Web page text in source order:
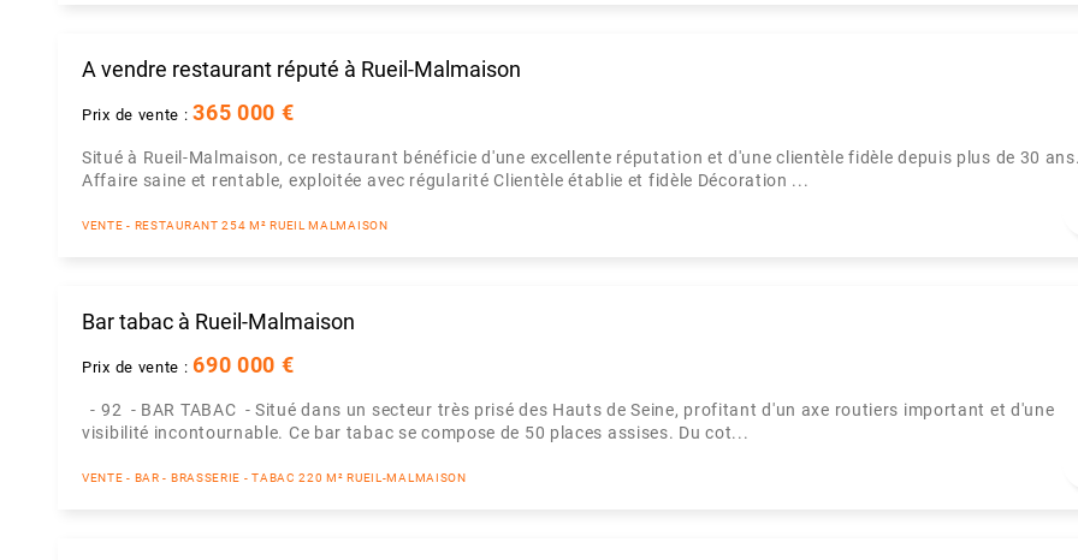
A vendre restaurant réputé à Rueil-Malmaison
Prix de vente :365 000 €
Situé à Rueil-Malmaison, ce restaurant bénéficie d'une excellente réputation et d'une clientèle fidèle depuis plus de 30 ans.
Affaire saine et rentable, exploitée avec régularité Clientèle établie et fidèle Décoration ...
VENTE - RESTAURANT 254 M² RUEIL MALMAISON
Bar tabac à Rueil-Malmaison
Prix de vente :690 000 €
- 92 - BAR TABAC - Situé dans un secteur très prisé des Hauts de Seine, profitant d'un axe routiers important et d'une
visibilité incontournable. Ce bar tabac se compose de 50 places assises. Du cot...
VENTE - BAR - BRASSERIE - TABAC 220 M² RUEIL-MALMAISON